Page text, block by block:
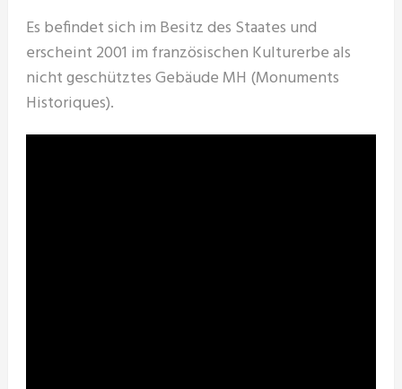
Es befindet sich im Besitz des Staates und
erscheint 2001 im französischen Kulturerbe als
nicht geschütztes Gebäude MH (Monuments
Historiques).